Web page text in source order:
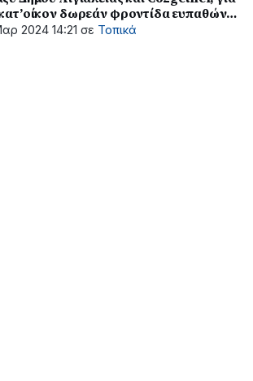
δωρεάν φροντίδα ευπαθών
2024 14:21 σε Τοπικά